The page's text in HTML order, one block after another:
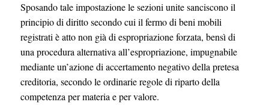
Sposando tale impostazione le sezioni unite sanciscono il
principio di diritto secondo cui il fermo di beni mobili
registrati è atto non già di espropriazione forzata, bensì di
una procedura alternativa all’espropriazione, impugnabile
mediante un’azione di accertamento negativo della pretesa
creditoria, secondo le ordinarie regole di riparto della
competenza per materia e per valore.